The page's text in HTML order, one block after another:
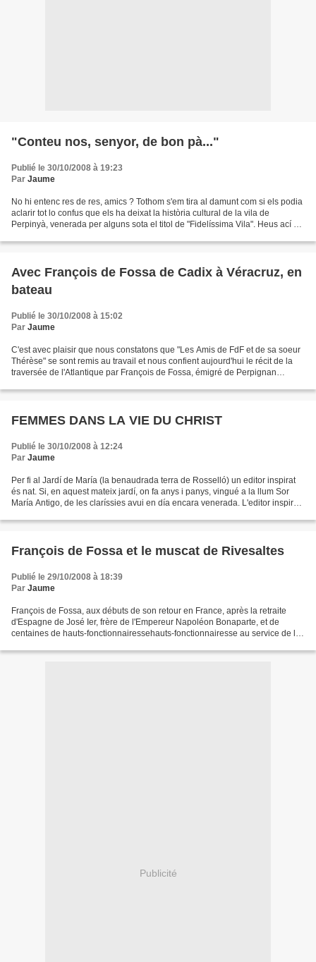
"Conteu nos, senyor, de bon pà..."
Publié le 30/10/2008 à 19:23
Par Jaume
No hi entenc res de res, amics ? Tothom s'em tira al damunt com si els podia
aclarir tot lo confus que els ha deixat la història cultural de la vila de
Perpinyà, venerada per alguns sota el titol de "Fidelíssima Vila". Heus ací el
Avec François de Fossa de Cadix à Véracruz, en
bateau
Publié le 30/10/2008 à 15:02
Par Jaume
C'est avec plaisir que nous constatons que "Les Amis de FdF et de sa soeur
Thérèse" se sont remis au travail et nous confient aujourd'hui le récit de la
traversée de l'Atlantique par François de Fossa, émigré de Perpignan
FEMMES DANS LA VIE DU CHRIST
Publié le 30/10/2008 à 12:24
Par Jaume
Per fi al Jardí de María (la benaudrada terra de Rosselló) un editor inspirat
és nat. Si, en aquest mateix jardí, on fa anys i panys, vingué a la llum Sor
María Antigo, de les claríssies avui en día encara venerada. L'editor inspirat
François de Fossa et le muscat de Rivesaltes
Publié le 29/10/2008 à 18:39
Par Jaume
François de Fossa, aux débuts de son retour en France, après la retraite
d'Espagne de José Ier, frère de l'Empereur Napoléon Bonaparte, et de
centaines de hauts-fonctionnairessehauts-fonctionnairesse au service de la
Publicité